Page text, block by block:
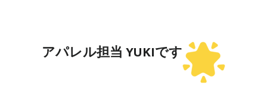
アパレル担当 YUKIです